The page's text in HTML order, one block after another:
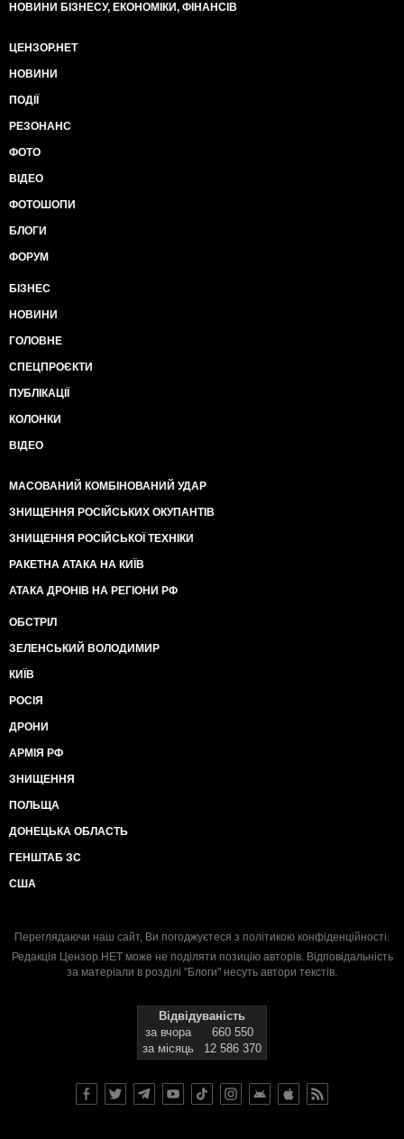
НОВИНИ БІЗНЕСУ, ЕКОНОМІКИ, ФІНАНСІВ
ЦЕНЗОР.НЕТ
НОВИНИ
ПОДІЇ
РЕЗОНАНС
ФОТО
ВІДЕО
ФОТОШОПИ
БЛОГИ
ФОРУМ
БІЗНЕС
НОВИНИ
ГОЛОВНЕ
СПЕЦПРОЄКТИ
ПУБЛІКАЦІЇ
КОЛОНКИ
ВІДЕО
МАСОВАНИЙ КОМБІНОВАНИЙ УДАР
ЗНИЩЕННЯ РОСІЙСЬКИХ ОКУПАНТІВ
ЗНИЩЕННЯ РОСІЙСЬКОЇ ТЕХНІКИ
РАКЕТНА АТАКА НА КИЇВ
АТАКА ДРОНІВ НА РЕГІОНИ РФ
ОБСТРІЛ
ЗЕЛЕНСЬКИЙ ВОЛОДИМИР
КИЇВ
РОСІЯ
ДРОНИ
АРМІЯ РФ
ЗНИЩЕННЯ
ПОЛЬЩА
ДОНЕЦЬКА ОБЛАСТЬ
ГЕНШТАБ ЗС
США
Переглядаючи наш сайт, Ви погоджуєтеся з політикою конфіденційності.
Редакція Цензор.НЕТ може не поділяти позицію авторів. Відповідальність
за матеріали в розділі "Блоги" несуть автори текстів.
Відвідуваність
за вчора
660 550
за місяць
12 586 370